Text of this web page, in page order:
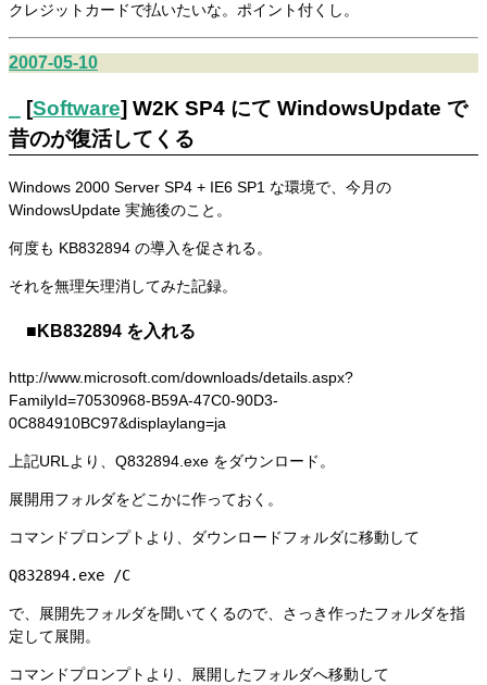
クレジットカードで払いたいな。ポイント付くし。
2007-05-10
[Software] W2K SP4 にて WindowsUpdate で
昔のが復活してくる
Windows 2000 Server SP4 + IE6 SP1 な環境で、今月の
WindowsUpdate 実施後のこと。
何度も KB832894 の導入を促される。
それを無理矢理消してみた記録。
■KB832894 を入れる
http://www.microsoft.com/downloads/details.aspx?
FamilyId=70530968-B59A-47C0-90D3-
0C884910BC97&displaylang=ja
上記URLより、Q832894.exe をダウンロード。
展開用フォルダをどこかに作っておく。
コマンドプロンプトより、ダウンロードフォルダに移動して
Q832894.exe /C
で、展開先フォルダを聞いてくるので、さっき作ったフォルダを指
定して展開。
コマンドプロンプトより、展開したフォルダへ移動して